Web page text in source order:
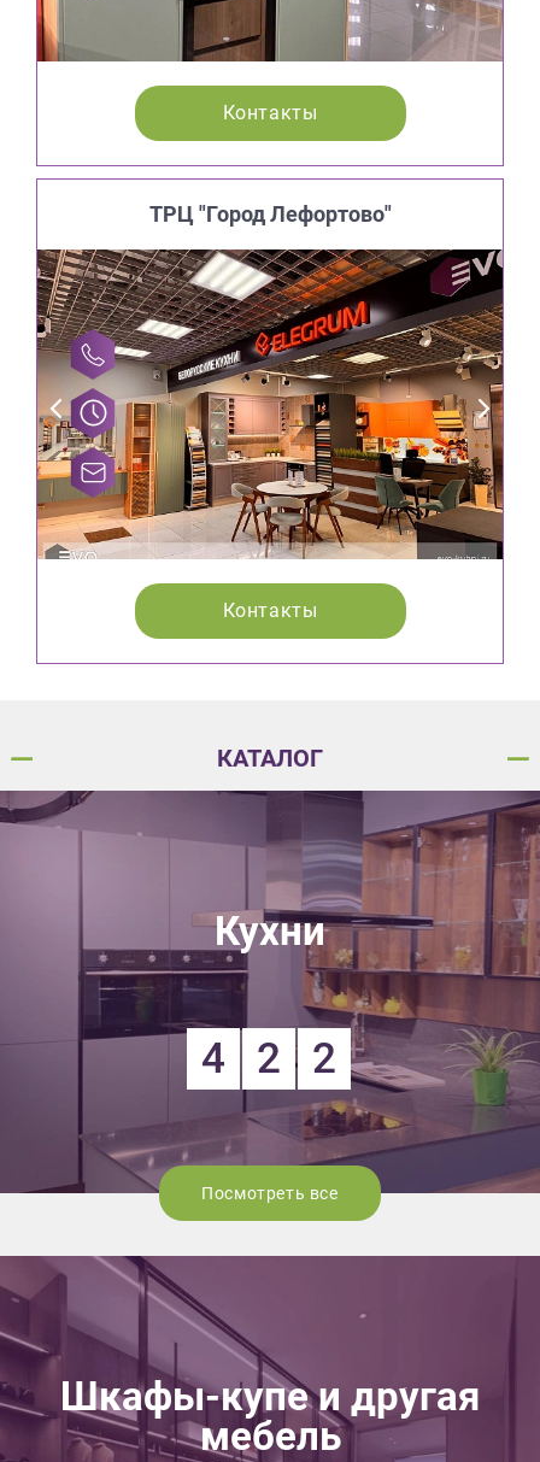
Контакты
ТРЦ "Город Лефортово"
Контакты
КАТАЛОГ
Кухни
4 2 2
Посмотреть все
Шкафы-купе и другая
мебель